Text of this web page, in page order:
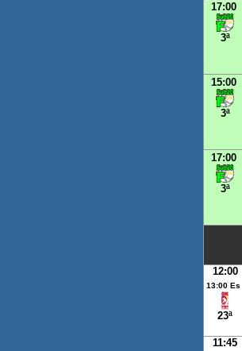
17:00
3ª
15:00
3ª
17:00
3ª
12:00
13:00 Es
23ª
11:45